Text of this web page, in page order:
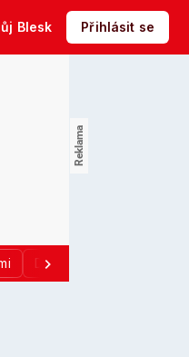
Blesk Přihlásit se
Donald Trump